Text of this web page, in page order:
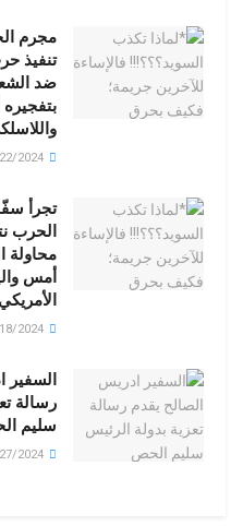
مجرم
تنفيذ
ضد
بتفجيره
تجرأ
الحرب
محاولة
أمس
السفير
رسالة
سليم